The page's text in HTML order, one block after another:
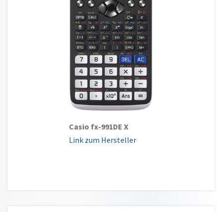
Casio fx-991DE X
Link zum Hersteller